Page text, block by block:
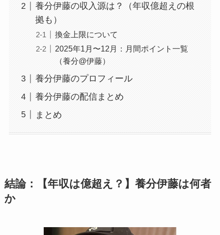
養分伊藤の収入源は？（年収億超えの根
拠も）
換金上限について
2025年1月〜12月：月間ポイント一覧
（養分@伊藤）
養分伊藤のプロフィール
養分伊藤の配信まとめ
まとめ
結論：【年収は億超え？】養分伊藤は何者
か